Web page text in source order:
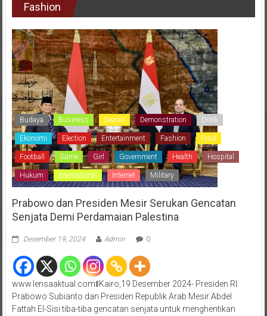
Fashion
Budaya Business Dearah Demonstration Drink
Ekonomi Election Entertainment Fashion Food
Football Game Girl Government Health Hospital
Hukum International Internet Military
Prabowo dan Presiden Mesir Serukan Gencatan
Senjata Demi Perdamaian Palestina
Desember 19, 2024 Admin 0
www.lensaaktual.comǁKairo,19 Desember 2024- Presiden RI
Prabowo Subianto dan Presiden Republik Arab Mesir Abdel
Fattah El-Sisi tiba-tiba gencatan senjata untuk menghentikan